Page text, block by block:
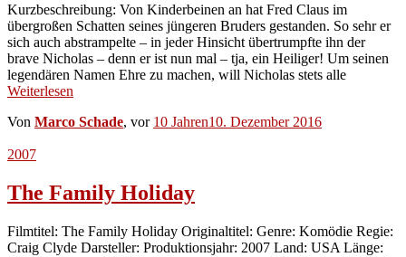
Kurzbeschreibung: Von Kinderbeinen an hat Fred Claus im
übergroßen Schatten seines jüngeren Bruders gestanden. So sehr er
sich auch abstrampelte – in jeder Hinsicht übertrumpfte ihn der
brave Nicholas – denn er ist nun mal – tja, ein Heiliger! Um seinen
legendären Namen Ehre zu machen, will Nicholas stets alle
Weiterlesen
Von Marco Schade, vor 10 Jahren10. Dezember 2016
2007
The Family Holiday
Filmtitel: The Family Holiday Originaltitel: Genre: Komödie Regie:
Craig Clyde Darsteller: Produktionsjahr: 2007 Land: USA Länge: